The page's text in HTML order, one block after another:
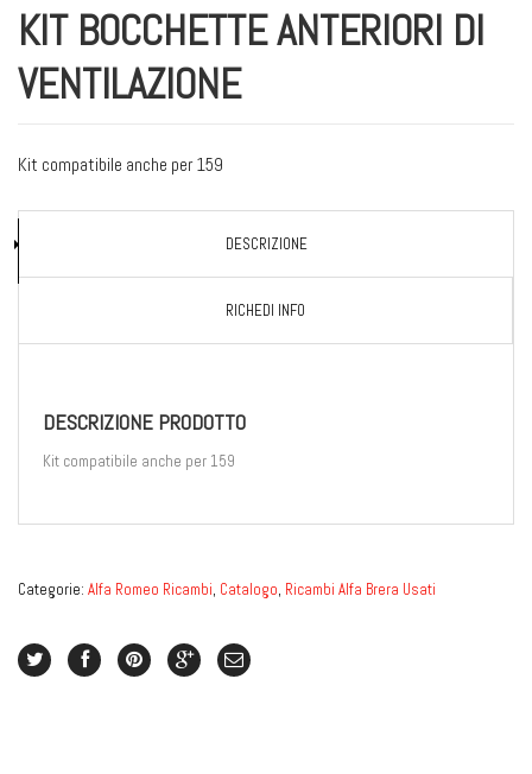
KIT BOCCHETTE ANTERIORI DI
VENTILAZIONE
Kit compatibile anche per 159
DESCRIZIONE
RICHEDI INFO
DESCRIZIONE PRODOTTO
Kit compatibile anche per 159
Categorie: Alfa Romeo Ricambi, Catalogo, Ricambi Alfa Brera Usati